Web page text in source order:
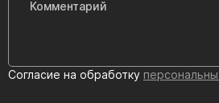
Согласие на обработку